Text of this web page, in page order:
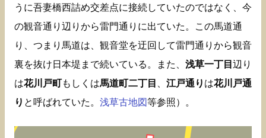
うに吾妻橋西詰め交差点に接続していたのではなく、今
の観音通り辺りから雷門通りに出ていた。この馬道通
り、つまり馬道は、観音堂を迂回して雷門通りから観音
裏を抜け日本堤まで続いている。また、 浅草一丁目 辺り
は花川戸町もしくは馬道町二丁目 江戸通り は花川戸通
り と呼ばれていた。 浅草古地図等参照）。